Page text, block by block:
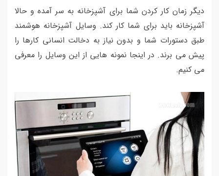
دیگر زمان کار کردن شما برای آشپزخانه به سر آمده و حالا
آشپزخانه باید برای شما کار کند. وسایل آشپزخانه هوشمند
طبق دستورات شما و بدون نیاز به دخالت انسانی کارها را
پیش می برند. در اینجا نمونه هایی از این وسایل را معرفی
می کنیم.